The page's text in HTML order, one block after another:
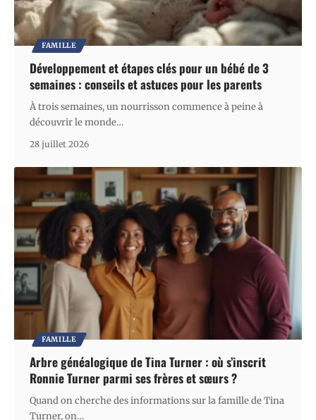
FAMILLE
Développement et étapes clés pour un bébé de 3
semaines : conseils et astuces pour les parents
À trois semaines, un nourrisson commence à peine à
découvrir le monde…
28 juillet 2026
FAMILLE
Arbre généalogique de Tina Turner : où s’inscrit
Ronnie Turner parmi ses frères et sœurs ?
Quand on cherche des informations sur la famille de Tina
Turner, on…